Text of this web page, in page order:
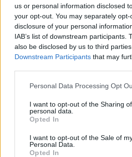
us or personal information disclosed
your opt-out. You may separately
disclosure of your personal
IAB’s list of downstream participants.
also be disclosed by us to third
Downstream Participants that may
Please note that this website/app
not limited to your visit or usage
grant or deny consent to Google and
use your data for below specified
consent section.
Personal Data Processing Opt
I want to opt-out of the Sharing
personal data.
Opted In
I want to opt-out of the Sale of
Personal Data.
Opted In
εκπαίδευσης.
πηγή:dnews.gr
Τέλος θα λάβει η αγωνία
των μαθητών ΓΕΛ & ΕΠΑΛ:
Πανελλήνιες 2024- Η
αποτελέσματα & Πώς θα
δείτε τις βαθμολογίες στο
5